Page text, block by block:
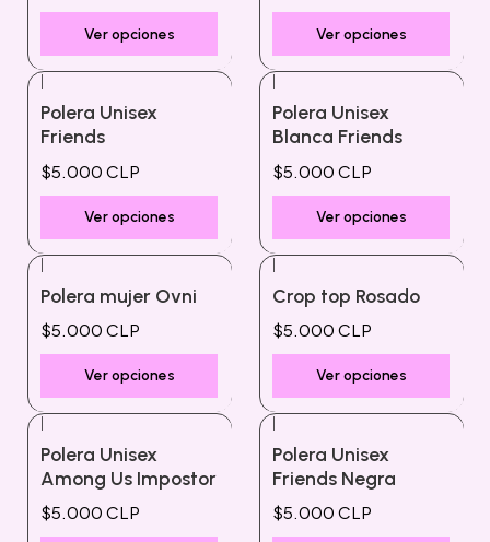
Ver opciones Ver opciones
Polera Unisex
Friends
$5.000 CLP
Ver opciones
Polera Unisex
Blanca Friends
$5.000 CLP
Ver opciones
|
Polera mujer Ovni
$5.000 CLP
Ver opciones
|
Crop top Rosado
$5.000 CLP
Ver opciones
Polera Unisex
Among Us Impostor
$5.000 CLP
Polera Unisex
Friends Negra
$5.000 CLP